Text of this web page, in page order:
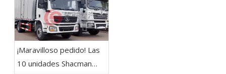
¡Maravilloso pedido! Las
10 unidades Shacman